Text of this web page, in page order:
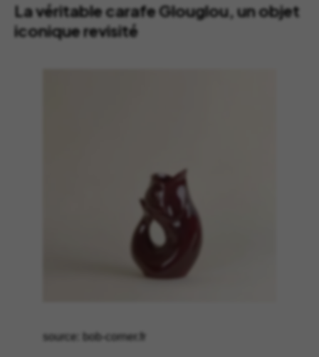
La véritable carafe Glouglou, un objet
iconique revisité
source: bob-corner.fr